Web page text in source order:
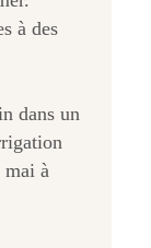
à des
dans un
mai à